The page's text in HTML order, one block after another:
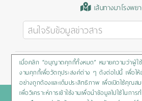
เส้นทางมาโรงพย
Privacy Policy/Cookies Policy/
Copyright © 2020 Nakornthon
เมื่อคลิก “อนุญาตคุกกี้ทั้งหมด” หมายความว่าผู้ใช้
งานคุกกี้เพื่อวัตถุประสงค์ต่าง ๆ ดังต่อไปนี้ เพื่อให้
อย่างถูกต้องและเต็มประสิทธิภาพ เพื่อเปิดใช้คุณสม
เพื่อวิเคราะห์การเข้าใช้งานเพื่อนำข้อมูลไปใช้ในกา